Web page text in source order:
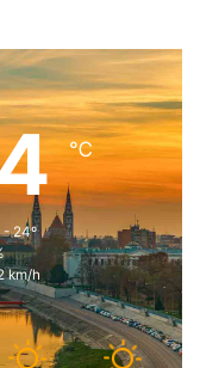
℃
24º
km/h